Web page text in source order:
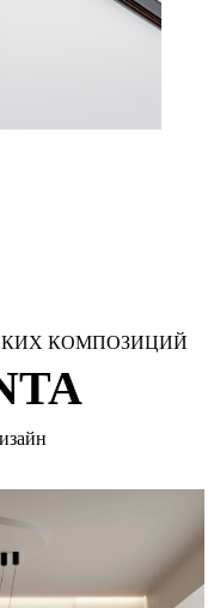
КОМПОЗИЦИЙ